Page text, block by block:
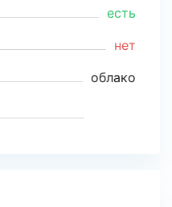
есть
нет
облако